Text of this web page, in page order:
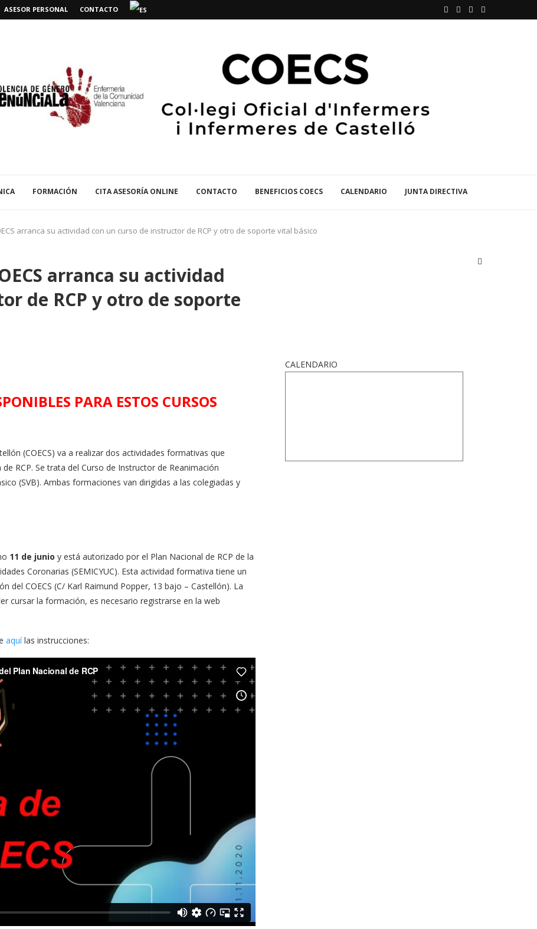
ASESOR PERSONAL CONTACTO
FORMACIÓN CITA ASESORÍA ONLINE CONTACTO BENEFICIOS COECS CALENDARIO JUNTA DIRECTIVA
arranca su actividad con un curso de instructor de RCP y otro de soporte vital básico
arranca su actividad
de RCP y otro de soporte
PARA ESTOS CURSOS
(COECS) va a realizar dos actividades formativas que
RCP. Se trata del Curso de Instructor de Reanimación
(SVB). Ambas formaciones van dirigidas a las colegiadas y
11 de junio y está autorizado por el Plan Nacional de RCP de la
Coronarias (SEMICYUC). Esta actividad formativa tiene un
del COECS (C/ Karl Raimund Popper, 13 bajo – Castellón). La
cursar la formación, es necesario registrarse en la web
aquílas instrucciones:
CALENDARIO